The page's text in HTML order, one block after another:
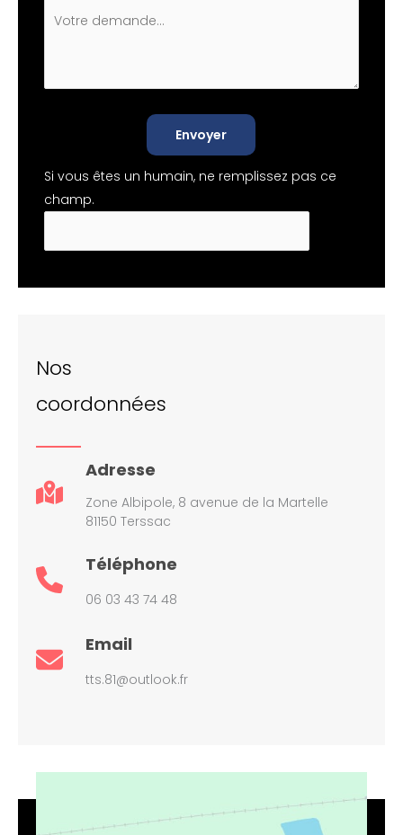
Envoyer
Si vous êtes un humain, ne remplissez pas ce
champ.
Nos
coordonnées
Adresse
Zone Albipole, 8 avenue de la Martelle
81150 Terssac
Téléphone
06 03 43 74 48
Email
tts.81@outlook.fr